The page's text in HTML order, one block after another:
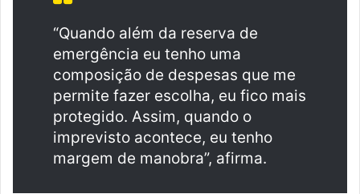
“Quando além da reserva de
emergência eu tenho uma
composição de despesas que me
permite fazer escolha, eu fico mais
protegido. Assim, quando o
imprevisto acontece, eu tenho
margem de manobra”, afirma.